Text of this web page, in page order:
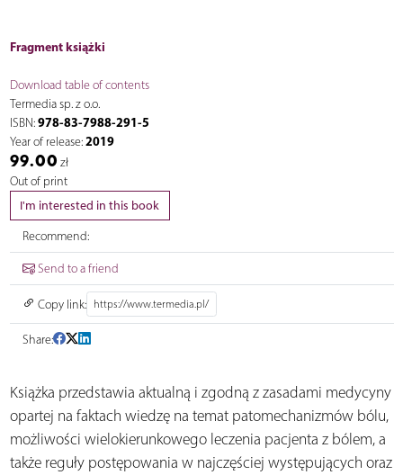
Fragment książki
Download table of contents
Termedia sp. z o.o.
ISBN:978-83-7988-291-5
Year of release:2019
99.00 zł
Out of print
I'm interested in this book
Recommend:
Send to a friend
Copy link:
Share:
Książka przedstawia aktualną i zgodną z zasadami medycyny
opartej na faktach wiedzę na temat patomechanizmów bólu,
możliwości wielokierunkowego leczenia pacjenta z bólem, a
także reguły postępowania w najczęściej występujących oraz